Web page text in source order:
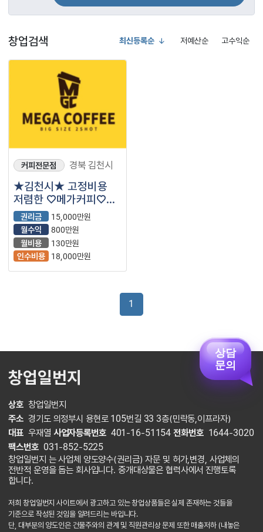
창업검색 최신등록순 저예산순 고수익순
커피전문점 경북 김천시
★김천시★ 고정비용
저렴한 ♡메가커피♡
입니다! 권리 적정하게
나온 매장입니다.
권리금
15,000만원
월수익
800만원
월비용
130만원
인수비용
18,000만원
1
창업일번지
상호 창업일번지
주소 경기도 의정부시 용현로 105번길 33 3층(민락동,이프라자)
대표 우재열 사업자등록번호 401-16-51154 전화번호 1644-3020
팩스번호 031-852-5225
창업일번지 는 사업체 양도양수(권리금) 자문 및 허가,변경, 사업체의
전반적 운영을 돕는 회사입니다. 중개대상물은 협력사에서 진행토록
합니다.
저희 창업일번지 사이트에서 광고하고 있는 창업상품들은 실제 존재하는 것들을
기준으로 작성된 것임을 알려드리는 바입니다.
단, 대부분의 양도인은 건물주와의 관계 및 직원관리상 문제 또한 매출저하 (내놓은
상담
문의